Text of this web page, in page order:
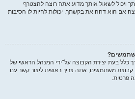
לשאול אותך מדוע אתה רוצה להצטרף
אם הוא דחה את בקשתך. יכולות להיות לו הסיבות
בעת יצירת הקבוצה על־ידי המנהל הראשי של
קבוצת משתמשים, אתה צריך ראשית ליצור קשר עם
פרטית.